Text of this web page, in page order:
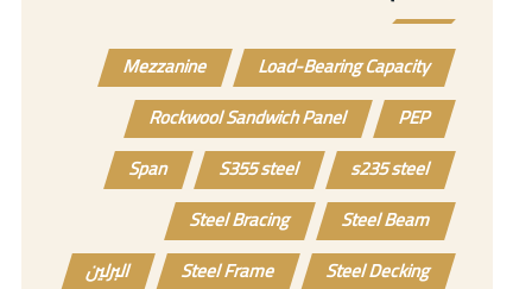
Load-Bearing Capacity
Mezzanine
PEP
Rockwool Sandwich Panel
s235 steel
S355 steel
Span
Steel Beam
Steel Bracing
Steel Decking
Steel Frame
البرلين